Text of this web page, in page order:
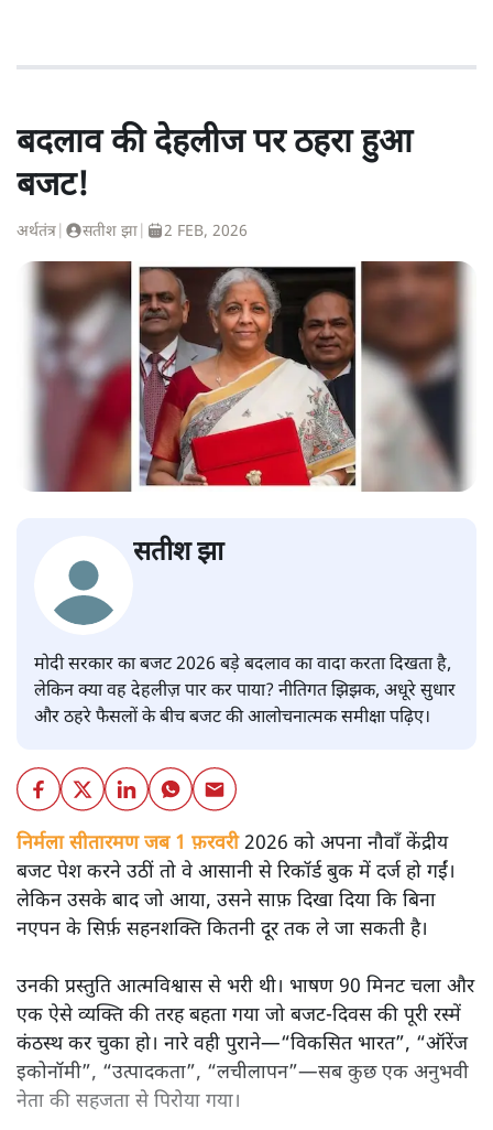
बदलाव की देहलीज पर ठहरा हुआ
बजट!
अर्थतंत्र सतीश झा 2 FEB, 2026
सतीश झा
मोदी सरकार का बजट 2026 बड़े बदलाव का वादा करता दिखता है,
लेकिन क्या वह देहलीज़ पार कर पाया? नीतिगत झिझक, अधूरे सुधार
और ठहरे फैसलों के बीच बजट की आलोचनात्मक समीक्षा पढ़िए।
निर्मला सीतारमण जब 1 फ़रवरी2026 को अपना नौवाँ केंद्रीय
बजट पेश करने उठीं तो वे आसानी से रिकॉर्ड बुक में दर्ज हो गईं।
लेकिन उसके बाद जो आया, उसने साफ़ दिखा दिया कि बिना
नएपन के सिर्फ़ सहनशक्ति कितनी दूर तक ले जा सकती है।
उनकी प्रस्तुति आत्मविश्वास से भरी थी। भाषण 90 मिनट चला और
एक ऐसे व्यक्ति की तरह बहता गया जो बजट‑दिवस की पूरी रस्में
कंठस्थ कर चुका हो। नारे वही पुराने—“विकसित भारत”, “ऑरेंज
इकोनॉमी”, “उत्पादकता”, “लचीलापन”—सब कुछ एक अनुभवी
नेता की सहजता से पिरोया गया।